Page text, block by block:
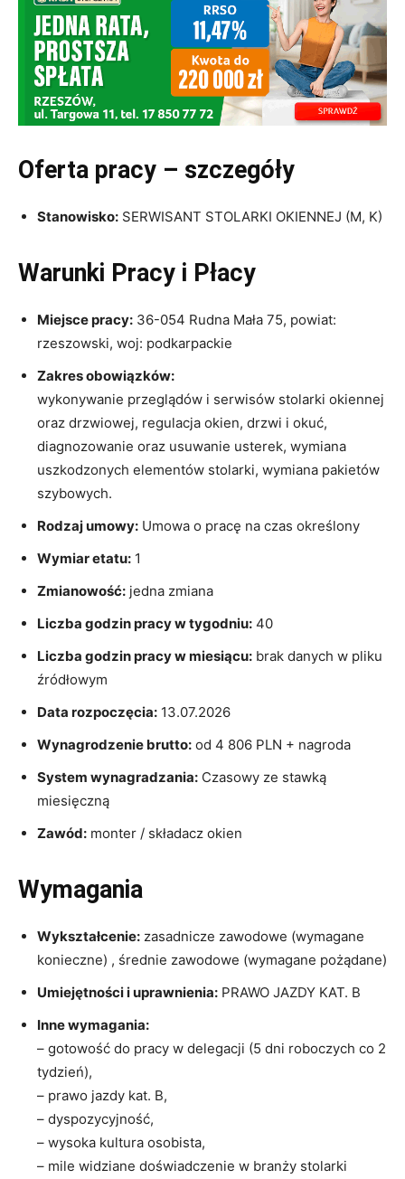
Oferta pracy – szczegóły
Stanowisko: SERWISANT STOLARKI OKIENNEJ (M, K)
Warunki Pracy i Płacy
Miejsce pracy: 36-054 Rudna Mała 75, powiat:
rzeszowski, woj: podkarpackie
Zakres obowiązków:
wykonywanie przeglądów i serwisów stolarki okiennej
oraz drzwiowej, regulacja okien, drzwi i okuć,
diagnozowanie oraz usuwanie usterek, wymiana
uszkodzonych elementów stolarki, wymiana pakietów
szybowych.
Rodzaj umowy: Umowa o pracę na czas określony
Wymiar etatu: 1
Zmianowość: jedna zmiana
Liczba godzin pracy w tygodniu: 40
Liczba godzin pracy w miesiącu: brak danych w pliku
źródłowym
Data rozpoczęcia: 13.07.2026
Wynagrodzenie brutto: od 4 806 PLN + nagroda
System wynagradzania: Czasowy ze stawką
miesięczną
Zawód: monter / składacz okien
Wymagania
Wykształcenie: zasadnicze zawodowe (wymagane
konieczne) , średnie zawodowe (wymagane pożądane)
Umiejętności i uprawnienia: PRAWO JAZDY KAT. B
Inne wymagania:
– gotowość do pracy w delegacji (5 dni roboczych co 2
tydzień),
– prawo jazdy kat. B,
– dyspozycyjność,
– wysoka kultura osobista,
– mile widziane doświadczenie w branży stolarki